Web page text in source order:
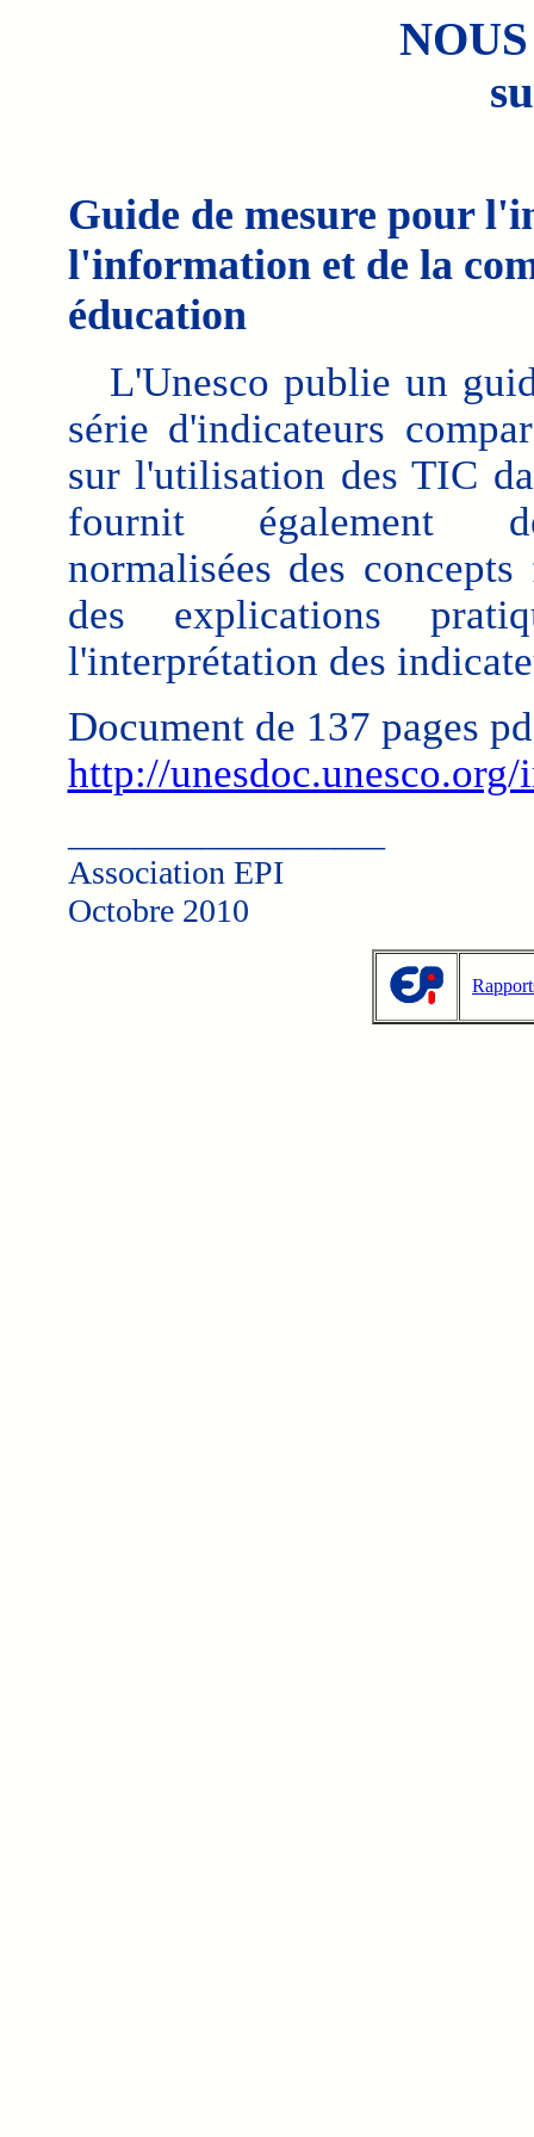
Guide de mesure pour
l'information et de la
éducation
L'Unesco publie un
série d'indicateurs
sur l'utilisation des TIC
fournit également
normalisées des
des explications
l'interprétation des
Document de 137 pages
http://
Association EPI
Octobre 2010